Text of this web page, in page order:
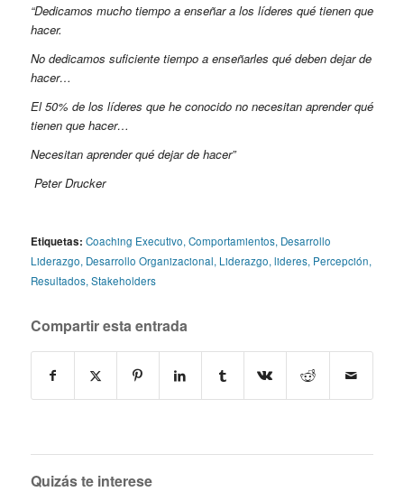
“Dedicamos mucho tiempo a enseñar a los líderes qué tienen que
hacer.
No dedicamos suficiente tiempo a enseñarles qué deben dejar de
hacer…
El 50% de los líderes que he conocido no necesitan aprender qué
tienen que hacer…
Necesitan aprender qué dejar de hacer”
Peter Drucker
Etiquetas: Coaching Executivo,Comportamientos, Desarrollo
Liderazgo, Desarrollo Organizacional, Liderazgo,lideres, Percepción,
Resultados,Stakeholders
Compartir esta entrada
Quizás te interese